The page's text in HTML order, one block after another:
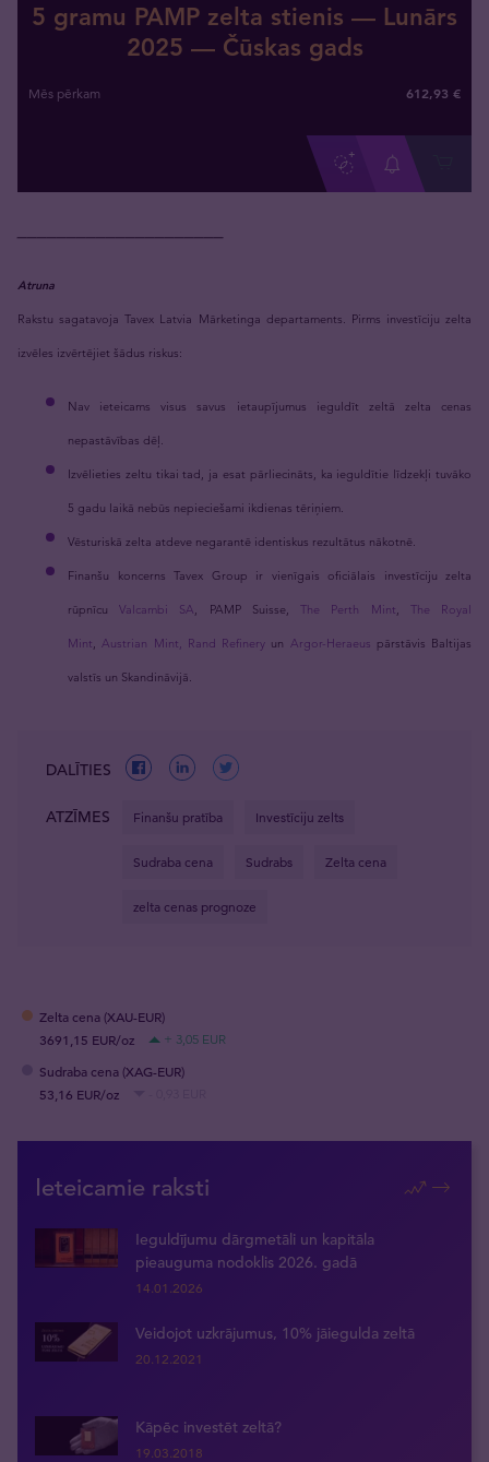
5 gramu PAMP zelta stienis — Lunārs
2025 — Čūskas gads
Mēs pērkam 612,93 €
Atruna
Rakstu sagatavoja Tavex Latvia Mārketinga departaments. Pirms investīciju zelta
izvēles izvērtējiet šādus riskus:
Nav ieteicams visus savus ietaupījumus ieguldīt zeltā zelta cenas
nepastāvības dēļ.
Izvēlieties zeltu tikai tad, ja esat pārliecināts, ka ieguldītie līdzekļi tuvāko
5 gadu laikā nebūs nepieciešami ikdienas tēriņiem.
Vēsturiskā zelta atdeve negarantē identiskus rezultātus nākotnē.
Finanšu koncerns Tavex Group ir vienīgais oficiālais investīciju zelta
rūpnīcuValcambi SA, PAMP Suisse,The Perth Mint, The Royal
Mint,Austrian Mint, Rand Refinery un Argor-Heraeus pārstāvis Baltijas
valstīs un Skandināvijā.
DALĪTIES
ATZĪMES Finanšu pratība Investīciju zelts
Sudraba cena Sudrabs Zelta cena
zelta cenas prognoze
Zelta cena (XAU-EUR)
3691,15 EUR/oz
+ 3,05 EUR
Sudraba cena (XAG-EUR)
53,16 EUR/oz
Ieteicamie raksti
Ieguldījumu dārgmetāli un kapitāla
pieauguma nodoklis 2026. gadā
14.01.2026
Veidojot uzkrājumus, 10% jāiegulda zeltā
20.12.2021
Kāpēc investēt zeltā?
19.03.2018